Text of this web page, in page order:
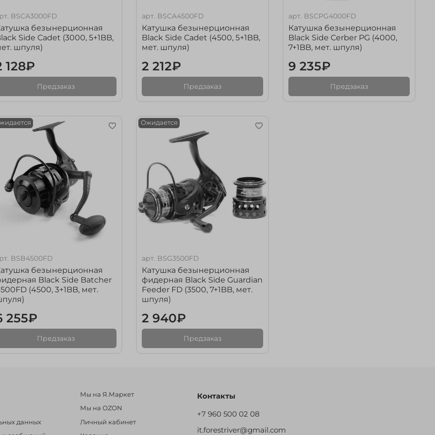
BSCA3000FD
безынерционная
Side Cadet (3000, 5+1BB,
шпуля)
128₽
Предзаказ
арт. BSCA4500FD
Катушка безынерционная
Black Side Cadet (4500, 5+1BB,
мет. шпуля)
2 212₽
Предзаказ
арт. BSCPG4000FD
Катушка безынерционная
Black Side Cerber PG (4000,
7+1BB, мет. шпуля)
9 235₽
Предзаказ
BSB4500FD
безынерционная
Black Side Batcher
(4500, 3+1BB, мет.
255₽
Предзаказ
Ожидается
арт. BSG3500FD
Катушка безынерционная
фидерная Black Side Guardian
Feeder FD (3500, 7+1BB, мет.
шпуля)
2 940₽
Предзаказ
данных
Мы на Я.Маркет
Мы на OZON
Личный кабинет
Контакты
+7 960 500 02 08
it.forestriver@gmail.com